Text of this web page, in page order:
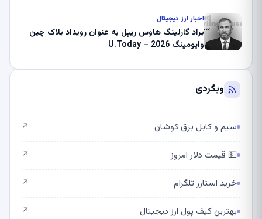
اخبار ارز دیجیتال
براد گارلینگ هاوس ریپل به عنوان رویداد بلاک چین
وایومینگ 2026 – U.Today
وبگردی
سیم و کابل برق کوشان ↗
💵 قیمت دلار امروز ↗
خرید استارز تلگرام ↗
بهترین کیف پول ارز دیجیتال ↗